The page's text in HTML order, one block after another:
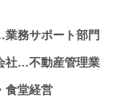
務サポート部門
社…不動産管理業
食堂経営